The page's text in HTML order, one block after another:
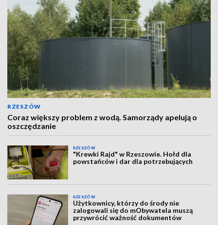
RZESZÓW
Coraz większy problem z wodą. Samorządy apelują o
oszczędzanie
RZESZÓW
"Krewki Rajd" w Rzeszowie. Hołd dla
powstańców i dar dla potrzebujących
RZESZÓW
Użytkownicy, którzy do środy nie
zalogowali się do mObywatela muszą
przywrócić ważność dokumentów